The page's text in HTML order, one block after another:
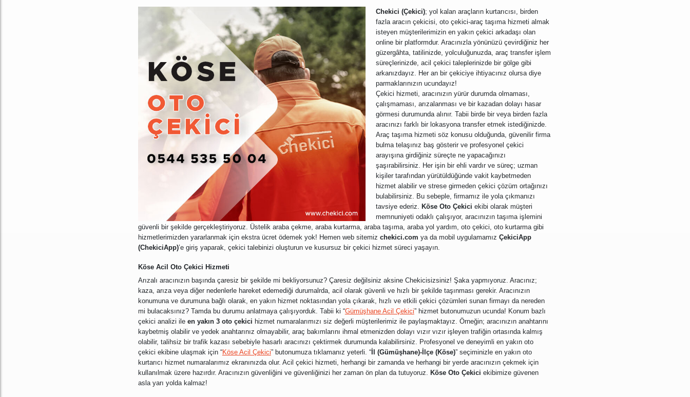
Chekici (Çekici); yol kalan araçların kurtarıcısı, birden
fazla aracın çekicisi, oto çekici-araç taşıma hizmeti almak
isteyen müşterilerimizin en yakın çekici arkadaşı olan
online bir platformdur. Aracınızla yönünüzü çevirdiğiniz her
güzergâhta, tatilinizde, yolculuğunuzda, araç transfer işlem
süreçlerinizde, acil çekici taleplerinizde bir gölge gibi
arkanızdayız. Her an bir çekiciye ihtiyacınız olursa diye
parmaklarınızın ucundayız!
Çekici hizmeti, aracınızın yürür durumda olmaması,
çalışmaması, arızalanması ve bir kazadan dolayı hasar
görmesi durumunda alınır. Tabii birde bir veya birden fazla
aracınızı farklı bir lokasyona transfer etmek istediğinizde.
Araç taşıma hizmeti söz konusu olduğunda, güvenilir firma
bulma telaşınız baş gösterir ve profesyonel çekici
arayışına girdiğiniz süreçte ne yapacağınızı
şaşırabilirsiniz. Her işin bir ehli vardır ve süreç; uzman
kişiler tarafından yürütüldüğünde vakit kaybetmeden
hizmet alabilir ve strese girmeden çekici çözüm ortağınızı
bulabilirsiniz. Bu sebeple, firmamız ile yola çıkmanızı
tavsiye ederiz. Köse Oto Çekici ekibi olarak müşteri
memnuniyeti odaklı çalışıyor, aracınızın taşıma işlemini
güvenli bir şekilde gerçekleştiriyoruz. Üstelik araba çekme, araba kurtarma, araba taşıma, araba yol yardım, oto çekici, oto kurtarma gibi
hizmetlerimizden yararlanmak için ekstra ücret ödemek yok! Hemen web sitemiz chekici.com ya da mobil uygulamamız ÇekiciApp
(ChekiciApp)’e giriş yaparak, çekici talebinizi oluşturun ve kusursuz bir çekici hizmet süreci yaşayın.
Köse Acil Oto Çekici Hizmeti
Arızalı aracınızın başında çaresiz bir şekilde mi bekliyorsunuz? Çaresiz değilsiniz aksine Chekicisizsiniz! Şaka yapmıyoruz. Aracınız;
kaza, arıza veya diğer nedenlerle hareket edemediği durumalrda, acil olarak güvenli ve hızlı bir şekilde taşınması gerekir. Aracınızın
konumuna ve durumuna bağlı olarak, en yakın hizmet noktasından yola çıkarak, hızlı ve etkili çekici çözümleri sunan firmayı da nereden
mi bulacaksınız? Tamda bu durumu anlatmaya çalışıyorduk. Tabii ki “Gümüşhane Acil Çekici” hizmet butonumuzun ucunda! Konum bazlı
çekici analizi ile en yakın 3 oto çekici hizmet numaralarımızı siz değerli müşterilerimiz ile paylaşmaktayız. Örneğin; aracınızın anahtarını
kaybetmiş olabilir ve yedek anahtarınız olmayabilir, araç bakımlarını ihmal etmenizden dolayı vızır vızır işleyen trafiğin ortasında kalmış
olabilir, talihsiz bir trafik kazası sebebiyle hasarlı aracınızı çektirmek durumunda kalabilirsiniz. Profesyonel ve deneyimli en yakın oto
çekici ekibine ulaşmak için “Köse Acil Çekici” butonumuza tıklamanız yeterli. “İl (Gümüşhane)-İlçe (Köse)” seçiminizle en yakın oto
kurtarıcı hizmet numaralarımız ekranınızda olur. Acil çekici hizmeti, herhangi bir zamanda ve herhangi bir yerde aracınızın çekmek için
kullanılmak üzere hazırdır. Aracınızın güvenliğini ve güvenliğinizi her zaman ön plan da tutuyoruz. Köse Oto Çekici ekibimize güvenen
asla yarı yolda kalmaz!